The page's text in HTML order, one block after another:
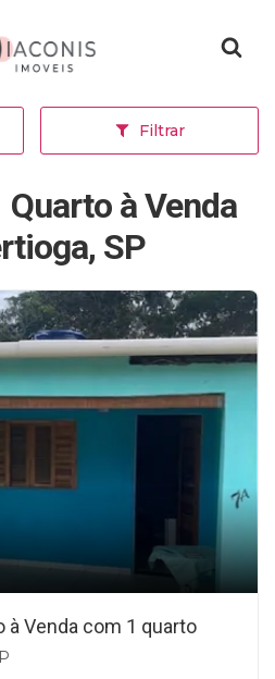
inicial
Filtrar
à Venda
SP
à Venda com 1 quarto